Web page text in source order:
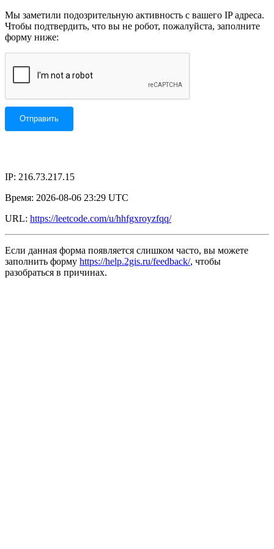
Мы заметили подозрительную активность с вашего IP адреса.
Чтобы подтвердить, что вы не робот, пожалуйста, заполните
форму ниже:
IP: 216.73.217.15
Время: 2026-08-06 23:29 UTC
URL: https://leetcode.com/u/hhfgxroyzfqq/
Если данная форма появляется слишком часто, вы можете
заполнить форму https://help.2gis.ru/feedback/, чтобы
разобраться в причинах.